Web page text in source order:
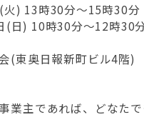
) 13時30分～15時30分
(日) 10時30分～12時30
(東奥日報新町ビル4階)
業主であれば、どなたで